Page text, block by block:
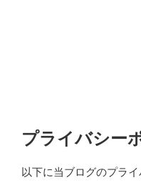
プライバシー
以下に当ブログのプラ